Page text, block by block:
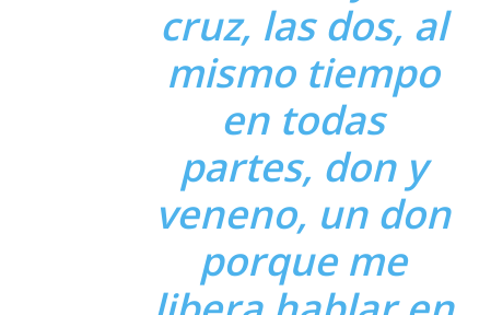
cruz, las dos, al
mismo tiempo
en todas
partes, don y
veneno, un don
porque me